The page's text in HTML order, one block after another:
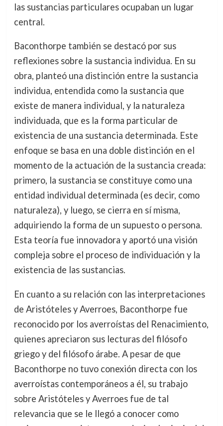
las sustancias particulares ocupaban un lugar
central.
Baconthorpe también se destacó por sus
reflexiones sobre la sustancia individua. En su
obra, planteó una distinción entre la sustancia
individua, entendida como la sustancia que
existe de manera individual, y la naturaleza
individuada, que es la forma particular de
existencia de una sustancia determinada. Este
enfoque se basa en una doble distinción en el
momento de la actuación de la sustancia creada:
primero, la sustancia se constituye como una
entidad individual determinada (es decir, como
naturaleza), y luego, se cierra en sí misma,
adquiriendo la forma de un supuesto o persona.
Esta teoría fue innovadora y aportó una visión
compleja sobre el proceso de individuación y la
existencia de las sustancias.
En cuanto a su relación con las interpretaciones
de Aristóteles y Averroes, Baconthorpe fue
reconocido por los averroístas del Renacimiento,
quienes apreciaron sus lecturas del filósofo
griego y del filósofo árabe. A pesar de que
Baconthorpe no tuvo conexión directa con los
averroístas contemporáneos a él, su trabajo
sobre Aristóteles y Averroes fue de tal
relevancia que se le llegó a conocer como